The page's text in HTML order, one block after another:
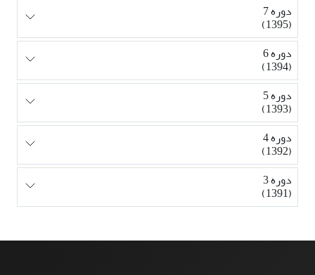
دوره 7
(1395)
دوره 6
(1394)
دوره 5
(1393)
دوره 4
(1392)
دوره 3
(1391)